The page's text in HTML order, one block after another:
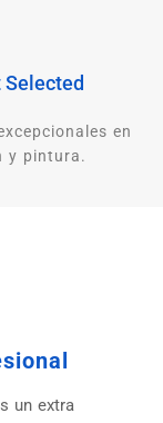
en
y pintura.
un extra